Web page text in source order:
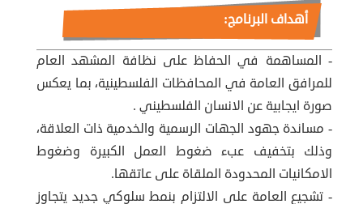
أهداف البرنامج:
- المساهمة في الحفاظ على نظافة المشهد العام
للمرافق العامة في المحافظات الفلسطينية، بما يعكس
صورة ايجابية عن الانسان الفلسطيني .
- مساندة جهود الجهات الرسمية والخدمية ذات العلاقة،
وذلك بتخفيف عبء ضغوط العمل الكبيرة وضغوط
الامكانيات المحدودة الملقاة على عاتقها.
- تشجيع العامة على الالتزام بنمط سلوكي جديد يتجاوز